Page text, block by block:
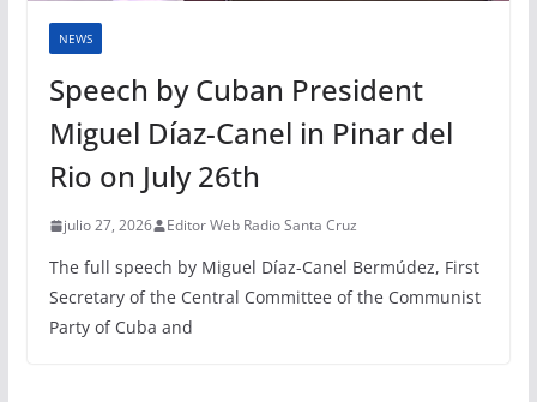
NEWS
Speech by Cuban President
Miguel Díaz-Canel in Pinar del
Rio on July 26th
julio 27, 2026 Editor Web Radio Santa Cruz
The full speech by Miguel Díaz-Canel Bermúdez, First
Secretary of the Central Committee of the Communist
Party of Cuba and